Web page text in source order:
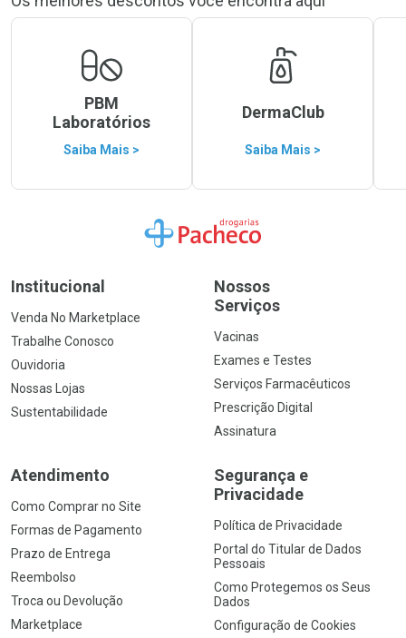
PBM
Laboratórios
Saiba Mais >
DermaClub
Saiba Mais >
Ir para a Home
Institucional
Venda No Marketplace
Trabalhe Conosco
Ouvidoria
Nossas Lojas
Sustentabilidade
Nossos
Serviços
Vacinas
Exames e Testes
Serviços Farmacêuticos
Prescrição Digital
Assinatura
Atendimento
Como Comprar no Site
Formas de Pagamento
Prazo de Entrega
Reembolso
Troca ou Devolução
Marketplace
Segurança e
Privacidade
Política de Privacidade
Portal do Titular de Dados
Pessoais
Como Protegemos os Seus
Dados
Configuração de Cookies